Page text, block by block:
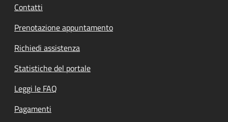
Contatti
Prenotazione appuntamento
Richiedi assistenza
Statistiche del portale
Leggi le FAQ
Pagamenti